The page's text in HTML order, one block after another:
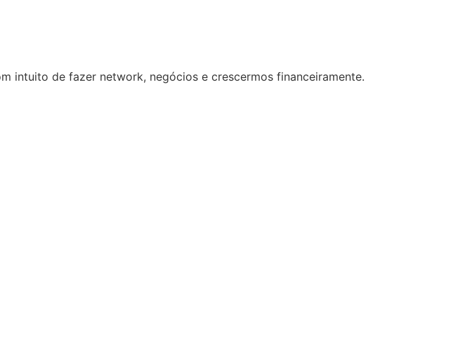
intuito de fazer network, negócios e crescermos financeiramente.